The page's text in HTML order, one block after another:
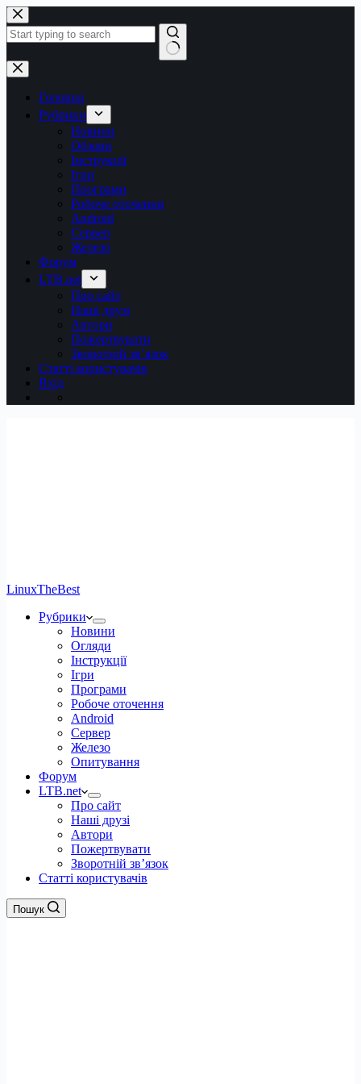
Перейти
до
вмісту
Немає
результатів
Головна
Рубрики
Новини
Обзори
Інструкції
Ігри
Програми
Робоче оточення
Android
Сервер
Железо
Форум
LTB.net
Про сайт
Наші друзі
Автори
Пожертвувати
Зворотній зв’язок
Статті користувачів
Вхід
LinuxTheBest
Рубрики
Новини
Огляди
Інструкції
Ігри
Програми
Робоче оточення
Android
Сервер
Железо
Опитування
Форум
LTB.net
Про сайт
Наші друзі
Автори
Пожертвувати
Зворотній зв’язок
Статті користувачів
Пошук